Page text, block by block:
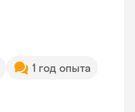
1 год опыта